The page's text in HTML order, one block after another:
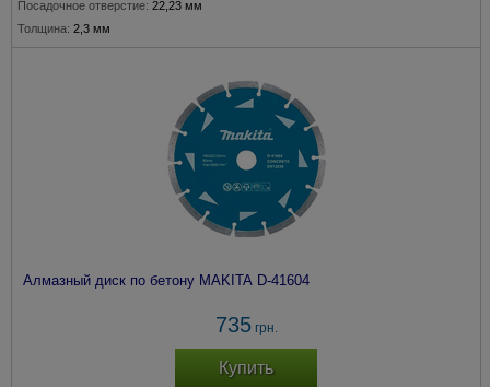
Посадочное отверстие: 22,23 мм
Толщина: 2,3 мм
Алмазный диск по бетону MAKITA D-41604
735грн.
Купить